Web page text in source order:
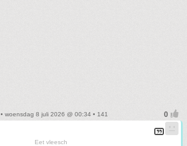
• woensdag 8 juli 2026 @ 00:34 • 141
Eet vleesch